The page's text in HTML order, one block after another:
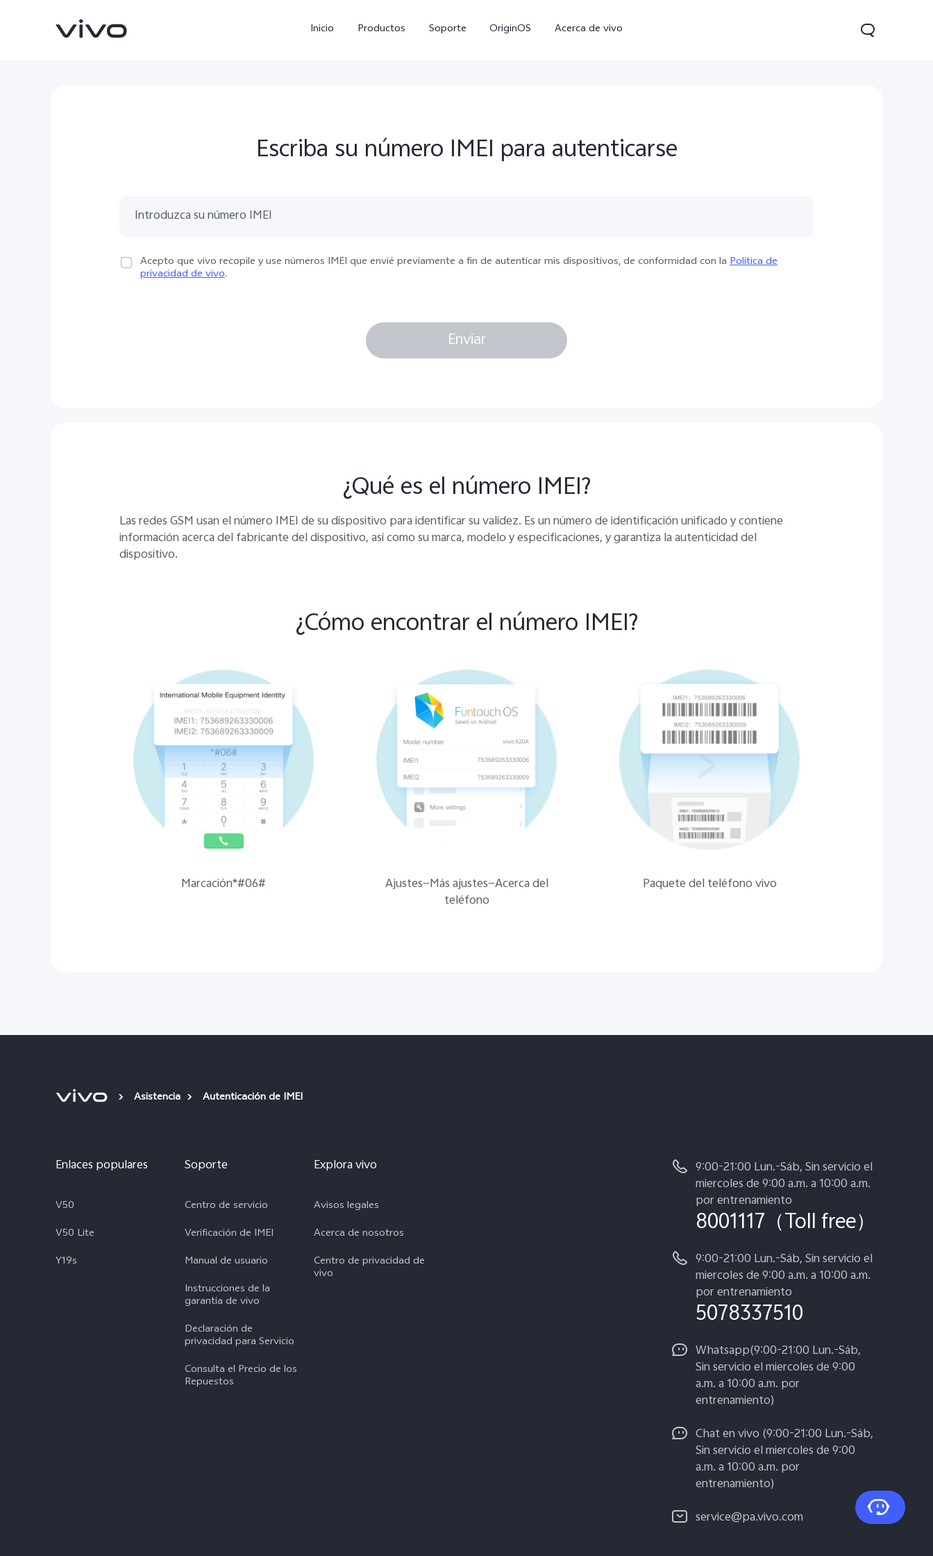
Inicio Productos Soporte OriginOS Acerca de vivo
Escriba su número IMEI para autenticarse
Acepto que vivo recopile y use números IMEI que envié previamente a fin de autenticar mis dispositivos, de conformidad con la Política de
privacidad de vivo.
Enviar
¿Qué es el número IMEI?
Las redes GSM usan el número IMEI de su dispositivo para identificar su validez. Es un número de identificación unificado y contiene
información acerca del fabricante del dispositivo, así como su marca, modelo y especificaciones, y garantiza la autenticidad del
dispositivo.
¿Cómo encontrar el número IMEI?
Marcación*#06#
Ajustes—Más ajustes—Acerca del
teléfono
Paquete del teléfono vivo
Asistencia Autenticación de IMEI
Enlaces populares
V50
V50 Lite
Y19s
Soporte
Centro de servicio
Verificación de IMEI
Manual de usuario
Instrucciones de la
garantía de vivo
Declaración de
privacidad para Servicio
Consulta el Precio de los
Repuestos
Explora vivo
Avisos legales
Acerca de nosotros
Centro de privacidad de
vivo
9:00-21:00 Lun.-Sáb, Sin servicio el
miercoles de 9:00 a.m. a 10:00 a.m.
por entrenamiento
8001117（Toll free）
9:00-21:00 Lun.-Sáb, Sin servicio el
miercoles de 9:00 a.m. a 10:00 a.m.
por entrenamiento
5078337510
Whatsapp(9:00-21:00 Lun.-Sáb,
Sin servicio el miercoles de 9:00
a.m. a 10:00 a.m. por
entrenamiento)
Chat en vivo (9:00-21:00 Lun.-Sáb,
Sin servicio el miercoles de 9:00
a.m. a 10:00 a.m. por
entrenamiento)
service@pa.vivo.com